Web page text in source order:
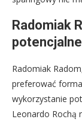
Radomiak
Radomiak
preferować
wykorzystanie
Leonardo Rochą